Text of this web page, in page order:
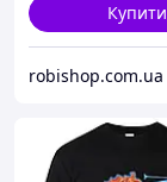
Купити
robishop.com.ua